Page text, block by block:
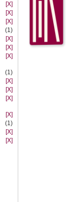
[X]
[X]
[X]
(1)
[X]
[X]
[X]
(1)
[X]
[X]
[X]
[X]
(1)
[X]
[X]